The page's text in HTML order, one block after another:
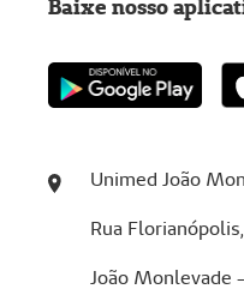
Unimed João
Rua
João Monlevade
Baixe nosso